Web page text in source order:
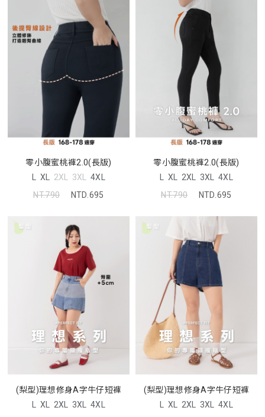
零小腹蜜桃褲2.0(長版)
L XL 2XL 3XL 4XL
NT.790
NTD.695
零小腹蜜桃褲2.0(長版)
L XL 2XL 3XL 4XL
NT.790
NTD.695
(梨型)理想修身A字牛仔短褲
L XL 2XL 3XL 4XL
(梨型)理想修身A字牛仔短褲
L XL 2XL 3XL 4XL